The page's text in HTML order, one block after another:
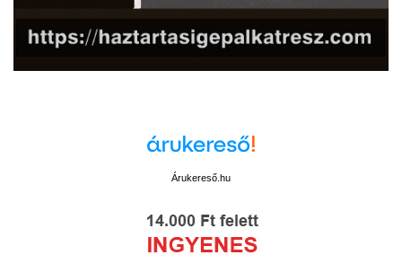
Árukereső.hu